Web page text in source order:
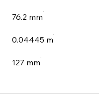
76.2 mm
0.04445 m
127 mm